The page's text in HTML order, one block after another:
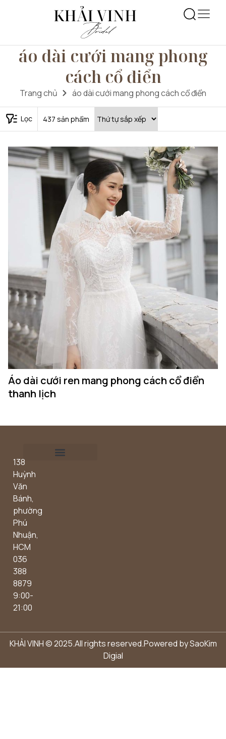
áo dài cưới mang phong
cách cổ điển
Trang chủ áo dài cưới mang phong cách cổ điển
Lọc 437 sản phẩm
Áo dài cưới ren mang phong cách cổ điển
thanh lịch
138
Huỳnh
Văn
Bánh,
phường
Phú
Nhuận,
HCM
036
388
8879
9:00-
21:00
KHẢI VINH © 2025.All rights reserved.Powered bySaoKim
Digial